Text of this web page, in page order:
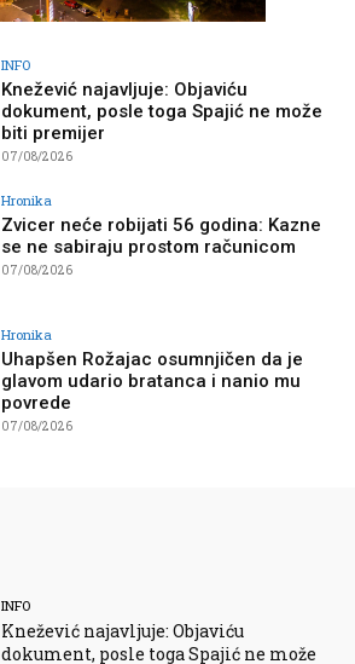
INFO
Knežević najavljuje: Objaviću
dokument, posle toga Spajić ne može
biti premijer
07/08/2026
Hronika
Zvicer neće robijati 56 godina: Kazne
se ne sabiraju prostom računicom
07/08/2026
Hronika
Uhapšen Rožajac osumnjičen da je
glavom udario bratanca i nanio mu
povrede
07/08/2026
INFO
Knežević najavljuje: Objaviću
dokument, posle toga Spajić ne može